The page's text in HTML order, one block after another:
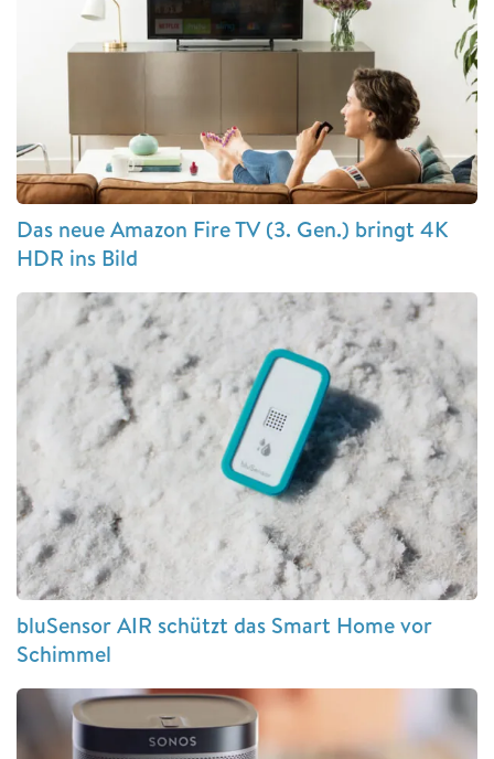
Das neue Amazon Fire TV (3. Gen.) bringt 4K
HDR ins Bild
bluSensor AIR schützt das Smart Home vor
Schimmel